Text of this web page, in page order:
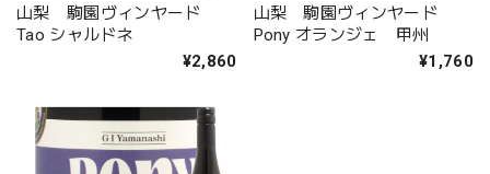
山梨 駒園ヴィンヤード
Tao シャルドネ
¥2,860
山梨 駒園ヴィンヤード
Pony オランジェ 甲州
¥1,760